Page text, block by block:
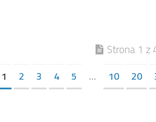
Strona 1 z
1 2 3 4 5 ... 10 20